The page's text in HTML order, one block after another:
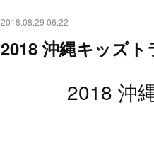
2018.08.29 06:22
2018 沖縄キッズ
2018 沖